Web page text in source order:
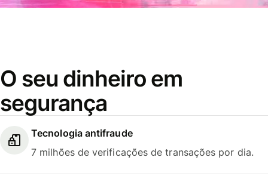
O seu dinheiro em
segurança
Tecnologia antifraude
7 milhões de verificações de transações por dia.